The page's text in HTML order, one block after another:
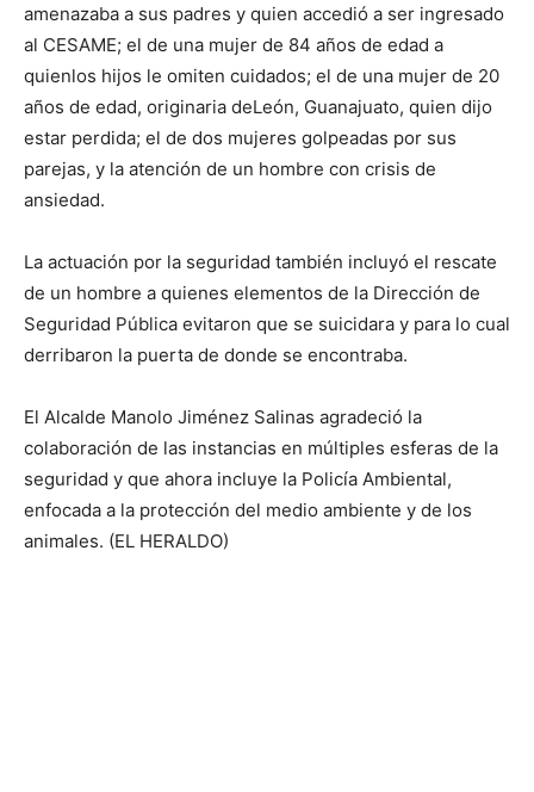
amenazaba a sus padres y quien accedió a ser ingresado
al CESAME; el de una mujer de 84 años de edad a
quienlos hijos le omiten cuidados; el de una mujer de 20
años de edad, originaria deLeón, Guanajuato, quien dijo
estar perdida; el de dos mujeres golpeadas por sus
parejas, y la atención de un hombre con crisis de
ansiedad.
La actuación por la seguridad también incluyó el rescate
de un hombre a quienes elementos de la Dirección de
Seguridad Pública evitaron que se suicidara y para lo cual
derribaron la puerta de donde se encontraba.
El Alcalde Manolo Jiménez Salinas agradeció la
colaboración de las instancias en múltiples esferas de la
seguridad y que ahora incluye la Policía Ambiental,
enfocada a la protección del medio ambiente y de los
animales. (EL HERALDO)